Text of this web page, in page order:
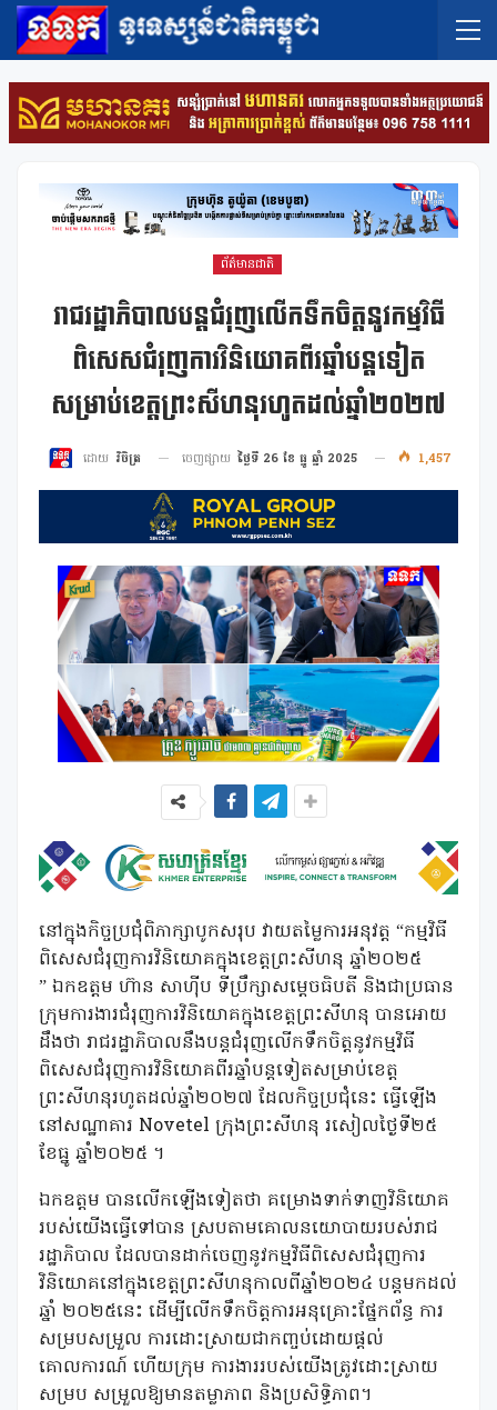
ព័ត៌មានជាតិ
រាជរដ្ឋាភិបាលបន្តជំរុញលើកទឹកចិត្តនូវកម្មវិធី
ពិសេសជំរុញការវិនិយោគពីរឆ្នាំបន្តទៀត
សម្រាប់ខេត្តព្រះសីហនុរហូតដល់ឆ្នាំ២០២៧
ដោយ វិចិត្រ ចេញផ្សាយ ថ្ងៃទី 26 ខែ ធ្នូ ឆ្នាំ 2025 1,457
នៅក្នុងកិច្ចប្រជុំពិភាក្សាបូកសរុប វាយតម្លៃការអនុវត្ត “កម្មវិធី
ពិសេសជំរុញការវិនិយោគក្នុងខេត្តព្រះសីហនុ ឆ្នាំ២០២៥
” ឯកឧត្តម ហ៊ាន សាហ៊ីប ទីប្រឹក្សាសម្តេចធិបតី និងជាប្រធាន
ក្រុមការងារជំរុញការវិនិយោគក្នុងខេត្តព្រះសីហនុ បានអោយ
ដឹងថា រាជរដ្ឋាភិបាលនឹងបន្តជំរុញលើកទឹកចិត្តនូវកម្មវិធី
ពិសេសជំរុញការវិនិយោគពីរឆ្នាំបន្តទៀតសម្រាប់ខេត្ត
ព្រះសីហនុរហូតដល់ឆ្នាំ២០២៧ ដែលកិច្ចប្រជុំនេះ ធ្វើឡើង
នៅសណ្ឋាគារ Novetel ក្រុងព្រះសីហនុ រសៀលថ្ងៃទី២៥
ខែធ្នូ ឆ្នាំ២០២៥ ។
ឯកឧត្តម បានលើកឡើងទៀតថា គម្រោងទាក់ទាញវិនិយោគ
របស់យើងធ្វើទៅបាន ស្របតាមគោលនយោបាយរបស់រាជ
រដ្ឋាភិបាល ដែលបានដាក់ចេញនូវកម្មវិធីពិសេសជំរុញការ
វិនិយោគនៅក្នុងខេត្តព្រះសីហនុកាលពីឆ្នាំ២០២៤ បន្តមកដល់
ឆ្នាំ ២០២៥នេះ ដើម្បីលើកទឹកចិត្តការអនុគ្រោះផ្នែកព័ន្ធ ការ
សម្របសម្រួល ការដោះស្រាយជាកញ្ចប់ដោយផ្តល់
គោលការណ៍ ហើយក្រុម ការងាររបស់យើងត្រូវដោះស្រាយ
សម្រប សម្រួលឱ្យមានតម្លាភាព និងប្រសិទ្ធិភាព។